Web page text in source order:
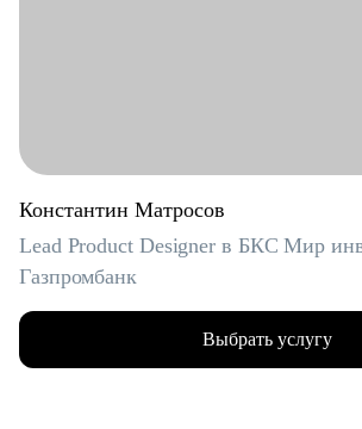
Константин Матросов
Lead Product Designer в БКС Мир
Газпромбанк
Выбрать услугу